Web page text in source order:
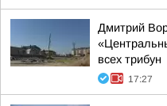
Дмитрий
всех трибун
17:27